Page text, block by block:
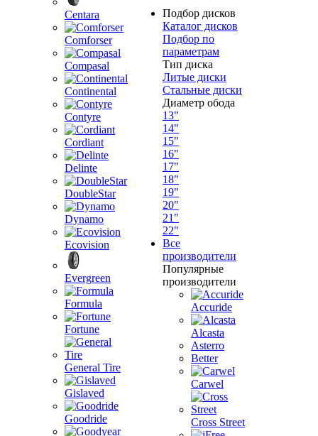
Centara
Comforser
Compasal
Continental
Contyre
Cordiant
Delinte
DoubleStar
Dynamo
Ecovision
Evergreen
Formula
Fortune
General Tire
Gislaved
Goodride
Подбор дисков
Каталог дисков
Подбор по
параметрам
Тип диска
Литые диски
Стальные диски
Диаметр обода
13"
14"
15"
16"
17"
18"
19"
20"
21"
22"
Все
производители
Популярные
производители
Accuride
Alcasta
Asterro
Better
Carwel
Cross Street